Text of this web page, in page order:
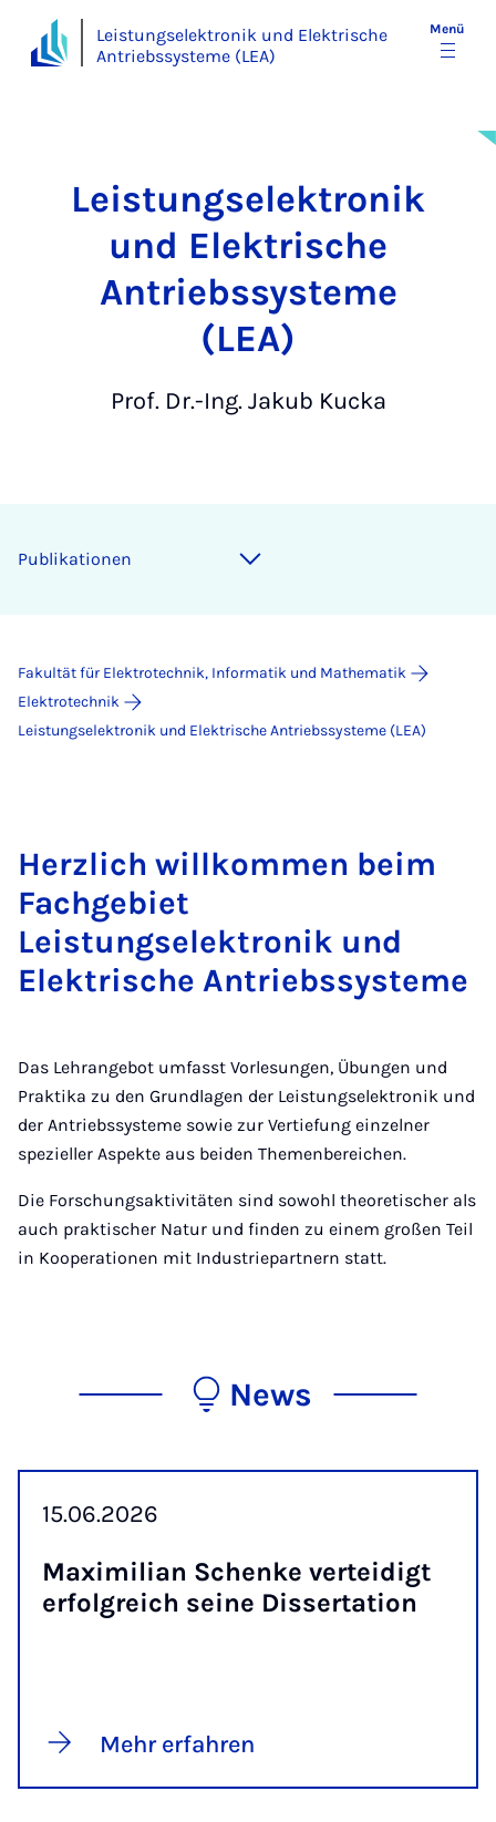
Leistungselektronik und Elektrische
Antriebssysteme (LEA)
Menü
Leistungselektronik
und Elektrische
Antriebssysteme
(LEA)
Prof. Dr.-Ing. Jakub Kucka
Pu­bli­ka­ti­o­nen
Fakultät für Elektrotechnik, Informatik und Mathematik
Elektrotechnik
Leistungselektronik und Elektrische Antriebssysteme (LEA)
Herzlich willkommen beim
Fachgebiet
Leistungselektronik und
Elektrische Antriebssysteme
Das Lehrangebot umfasst Vorlesungen, Übungen und
Praktika zu den Grundlagen der Leistungselektronik und
der Antriebssysteme sowie zur Vertiefung einzelner
spezieller Aspekte aus beiden Themenbereichen.
Die Forschungsaktivitäten sind sowohl theoretischer als
auch praktischer Natur und finden zu einem großen Teil
in Kooperationen mit Industriepartnern statt.
News
15.06.2026
Ma­xi­mi­li­an Schen­ke ver­tei­digt
er­folg­reich sei­ne Dis­ser­ta­ti­on
Mehr erfahren